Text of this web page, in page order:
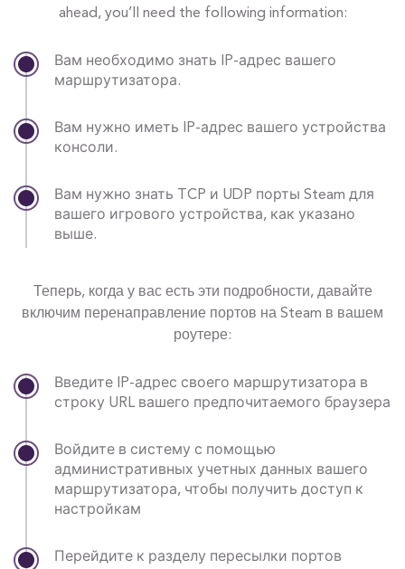
ahead, you’ll need the following information:
Вам необходимо знать IP-адрес вашего
маршрутизатора.
Вам нужно иметь IP-адрес вашего устройства
консоли.
Вам нужно знать TCP и UDP порты Steam для
вашего игрового устройства, как указано
выше.
Теперь, когда у вас есть эти подробности, давайте
включим перенаправление портов на Steam в вашем
роутере:
Введите IP-адрес своего маршрутизатора в
строку URL вашего предпочитаемого браузера
Войдите в систему с помощью
административных учетных данных вашего
маршрутизатора, чтобы получить доступ к
настройкам
Перейдите к разделу пересылки портов